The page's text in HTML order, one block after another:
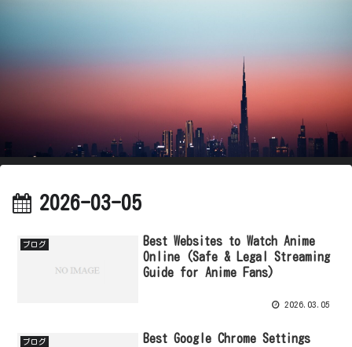
2026-03-05
ブログ
Best Websites to Watch Anime
Online (Safe & Legal Streaming
Guide for Anime Fans)
2026.03.05
ブログ
Best Google Chrome Settings